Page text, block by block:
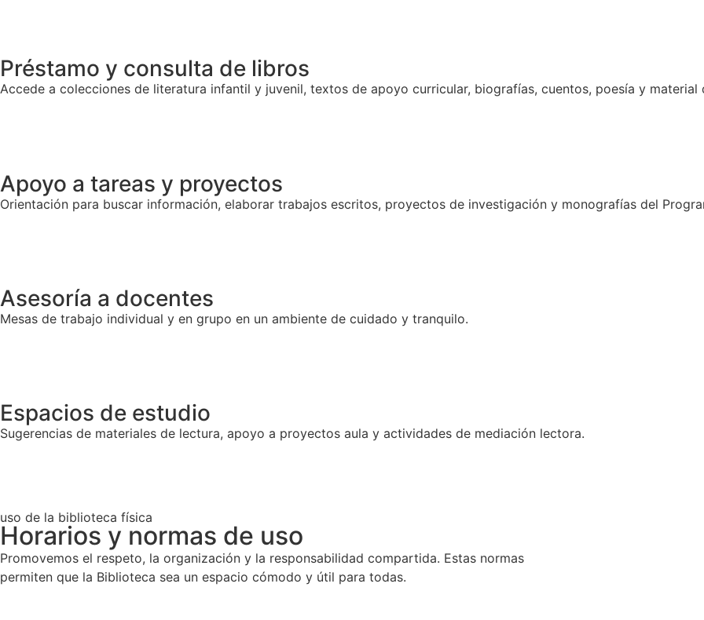
Préstamo y consulta de libros
Accede a colecciones de literatura infantil y juvenil, textos de apoyo curricular, biografías, cuentos, poesía y material
Apoyo a tareas y proyectos
Orientación para buscar información, elaborar trabajos escritos, proyectos de investigación y monografías del
Asesoría a docentes
Mesas de trabajo individual y en grupo en un ambiente de cuidado y tranquilo.
Espacios de estudio
Sugerencias de materiales de lectura, apoyo a proyectos aula y actividades de mediación lectora.
uso de la biblioteca física
Horarios y normas de uso
Promovemos el respeto, la organización y la responsabilidad compartida. Estas normas
permiten que la Biblioteca sea un espacio cómodo y útil para todas.